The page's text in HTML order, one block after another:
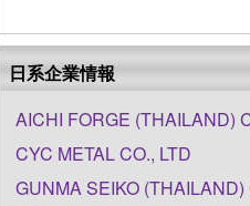
日系企業情報
AICHI FORGE (THAILAND)
CYC METAL CO., LTD
GUNMA SEIKO (THAILAND)